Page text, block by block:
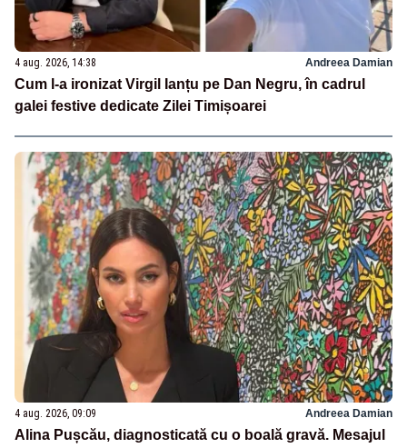
4 aug. 2026, 14:38 Andreea Damian
Cum l-a ironizat Virgil Ianțu pe Dan Negru, în cadrul
galei festive dedicate Zilei Timișoarei
4 aug. 2026, 09:09 Andreea Damian
Alina Pușcău, diagnosticată cu o boală gravă. Mesajul